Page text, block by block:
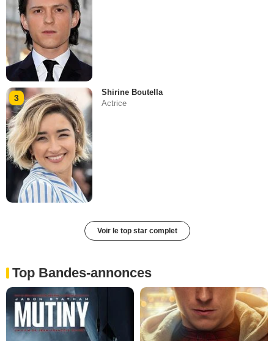
3
Shirine Boutella
Actrice
Voir le top star complet
Top Bandes-annonces